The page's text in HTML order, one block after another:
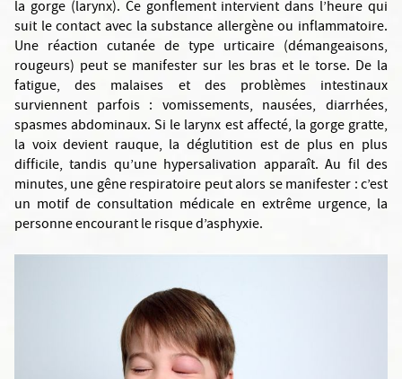
la gorge (larynx). Ce gonflement intervient dans l’heure qui
suit le contact avec la substance allergène ou inflammatoire.
Une réaction cutanée de type urticaire (démangeaisons,
rougeurs) peut se manifester sur les bras et le torse. De la
fatigue, des malaises et des problèmes intestinaux
surviennent parfois : vomissements, nausées, diarrhées,
spasmes abdominaux. Si le larynx est affecté, la gorge gratte,
la voix devient rauque, la déglutition est de plus en plus
difficile, tandis qu’une hypersalivation apparaît. Au fil des
minutes, une gêne respiratoire peut alors se manifester : c’est
un motif de consultation médicale en extrême urgence, la
personne encourant le risque d’asphyxie.